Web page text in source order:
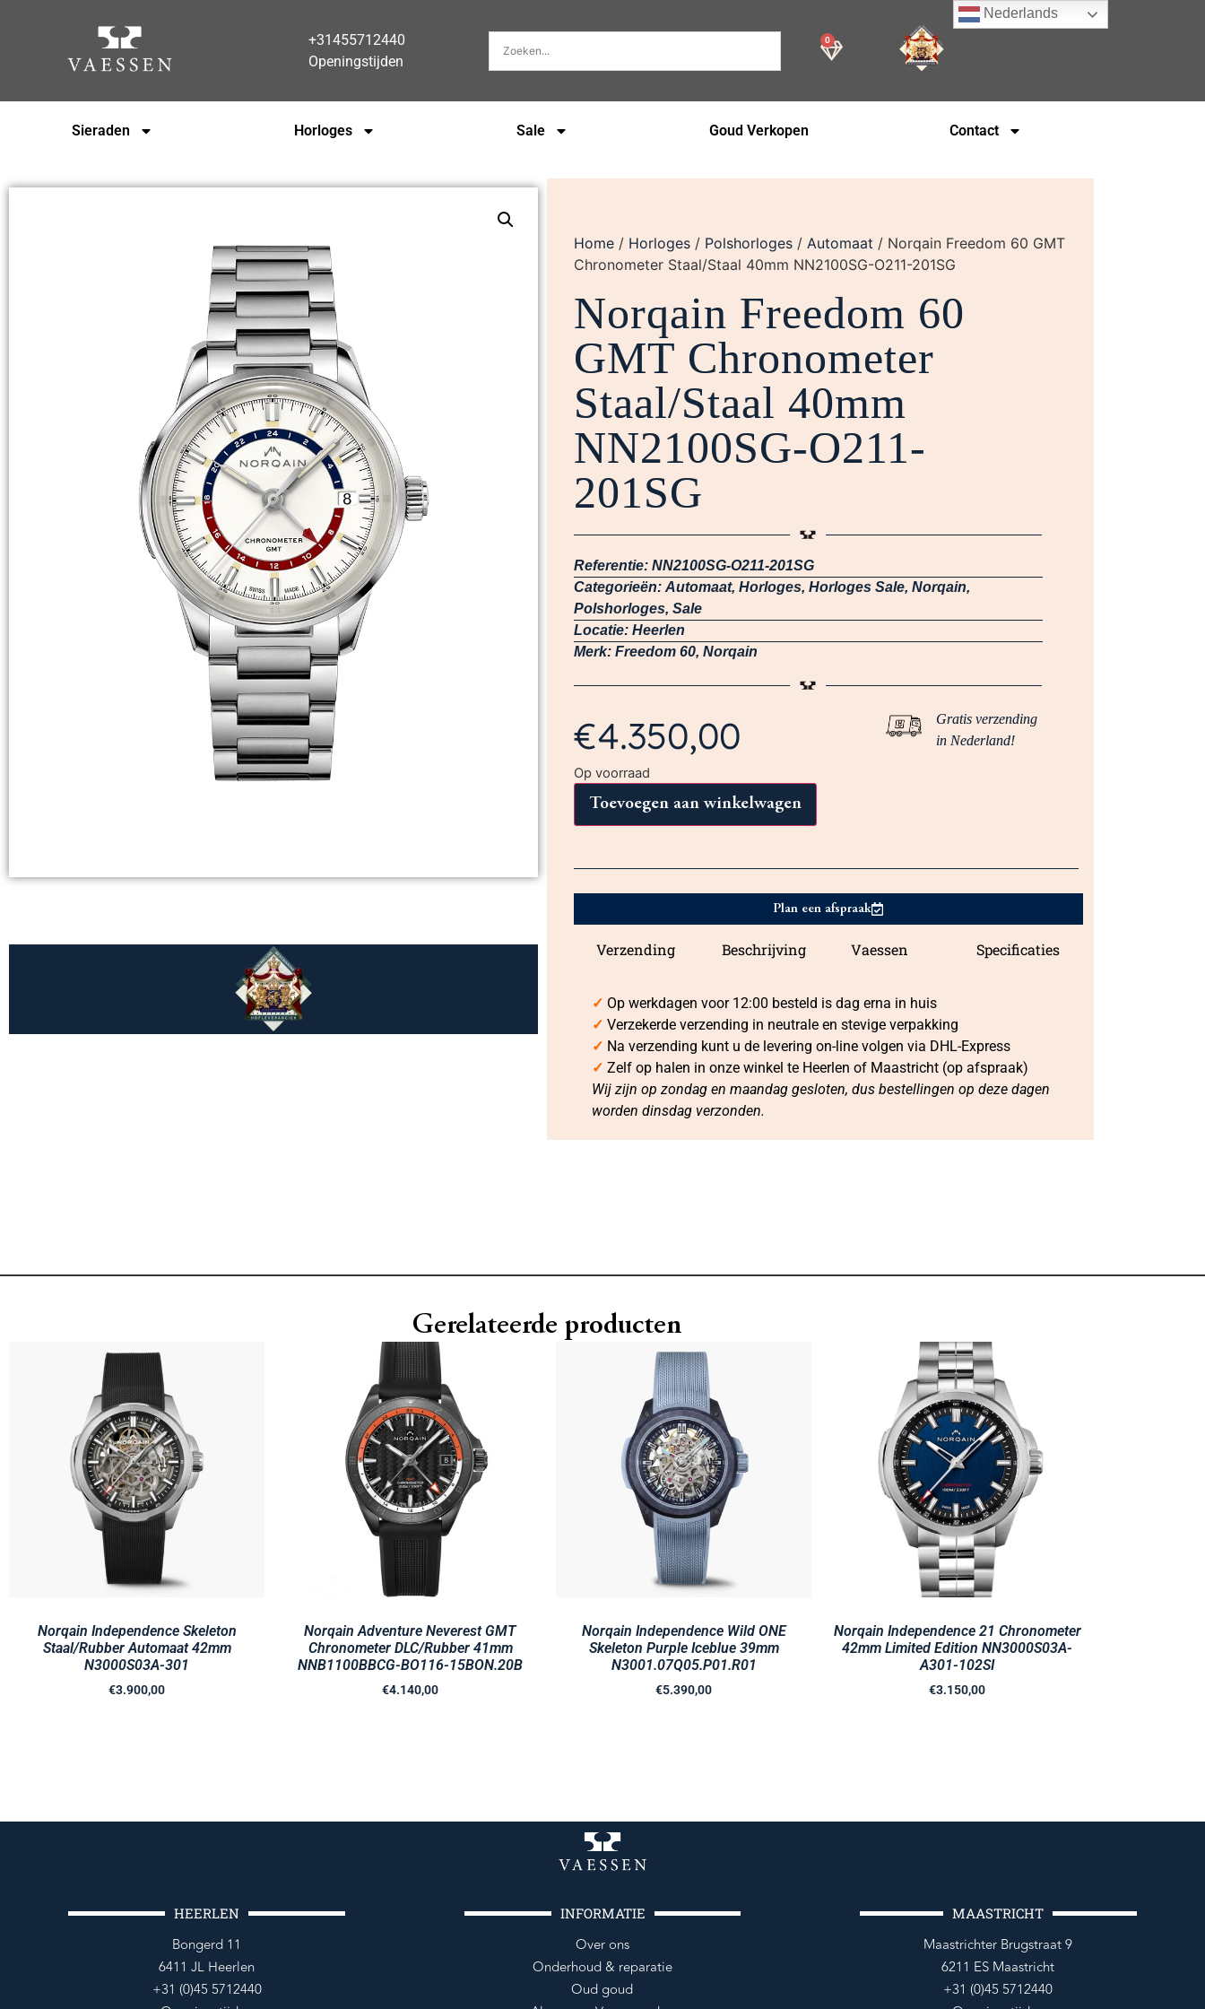
+31455712440
Openingstijden
0
Sieraden Horloges Sale Goud Verkopen Contact
Home / Horloges / Polshorloges / Automaat / Norqain Freedom 60 GMT
Chronometer Staal/Staal 40mm NN2100SG-O211-201SG
Norqain Freedom 60
GMT Chronometer
Staal/Staal 40mm
NN2100SG-O211-
201SG
Referentie: NN2100SG-O211-201SG
Categorieën: Automaat, Horloges, Horloges Sale, Norqain,
Polshorloges, Sale
Locatie: Heerlen
Merk: Freedom 60, Norqain
€4.350,00
Gratis verzending
in Nederland!
Op voorraad
Toevoegen aan winkelwagen
Plan een afspraak
Verzending Beschrijving Vaessen Specificaties
✓ Op werkdagen voor 12:00 besteld is dag erna in huis
✓ Verzekerde verzending in neutrale en stevige verpakking
✓ Na verzending kunt u de levering on-line volgen via DHL-Express
✓ Zelf op halen in onze winkel te Heerlen of Maastricht (op afspraak)
Wij zijn op zondag en maandag gesloten, dus bestellingen op deze dagen
worden dinsdag verzonden.
Gerelateerde producten
Norqain Independence Skeleton
Staal/Rubber Automaat 42mm
N3000S03A-301
€3.900,00
Norqain Adventure Neverest GMT
Chronometer DLC/Rubber 41mm
NNB1100BBCG-BO116-15BON.20B
€4.140,00
Norqain Independence Wild ONE
Skeleton Purple Iceblue 39mm
N3001.07Q05.P01.R01
€5.390,00
Norqain Independence 21 Chronometer
42mm Limited Edition NN3000S03A-
A301-102SI
€3.150,00
HEERLEN
Bongerd 11
6411 JL Heerlen
+31 (0)45 5712440
INFORMATIE
Over ons
Onderhoud & reparatie
Oud goud
MAASTRICHT
Maastrichter Brugstraat 9
6211 ES Maastricht
+31 (0)45 5712440
Nederlands